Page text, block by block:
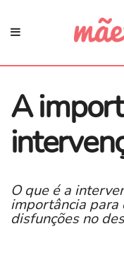
A
O que é a
importância
disfunções no